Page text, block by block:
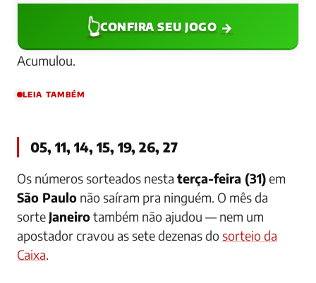
👆CONFIRA SEU JOGO →
Acumulou.
LEIA TAMBÉM
05, 11, 14, 15, 19, 26, 27
Os números sorteados nesta terça-feira (31)em
São Paulo não saíram pra ninguém. O mês da
sorte Janeirotambém não ajudou — nem um
apostador cravou as sete dezenas dosorteio da
Caixa.